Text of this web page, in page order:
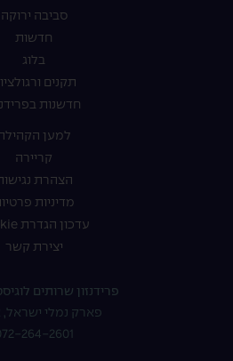
סביבה ירוקה
חדשות
בלוג
תקנים
חדשנות
למען
קריירה
הצהרת
מדיניות
עדכון הגדרת Cookie
יצירת קשר
פרידנזון שרותים
פארק נמלי ישראל,
264-2601